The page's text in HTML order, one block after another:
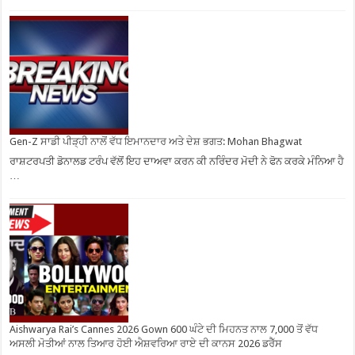
Gen-Z ਸਾਡੀ ਪੀੜ੍ਹੀ ਨਾਲੋਂ ਵੱਧ ਇਮਾਨਦਾਰ ਅਤੇ ਦੇਸ਼ ਭਗਤ: Mohan Bhagwat
ਰਾਸ਼ਟਰਪਤੀ ਡੋਨਾਲਡ ਟਰੰਪ ਵੱਲੋਂ ਇਹ ਦਾਅਵਾ ਕਰਨ ਕੀ ਨਰਿੰਦਰ ਮੋਦੀ ਨੇ ਫੋਨ ਕਰਕੇ ਮੰਨਿਆ ਹੈ
Aishwarya Rai’s Cannes 2026 Gown 600 ਘੰਟੇ ਦੀ ਮਿਹਨਤ ਨਾਲ 7,000 ਤੋਂ ਵੱਧ
ਅਸਲੀ ਮੋਤੀਆਂ ਨਾਲ ਤਿਆਰ ਹੋਈ ਐਸ਼ਵਰਿਆ ਰਾਏ ਦੀ ਕਾਨਸ 2026 ਡਰੈੱਸ